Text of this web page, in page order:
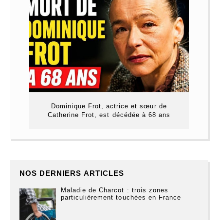
Dominique Frot, actrice et sœur de
Catherine Frot, est décédée à 68 ans
NOS DERNIERS ARTICLES
Maladie de Charcot : trois zones
particulièrement touchées en France